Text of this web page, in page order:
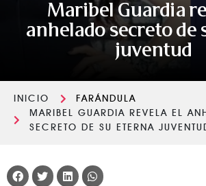
Maribel Guardia
anhelado secreto de
juventud
INICIO
FARÁNDULA
MARIBEL GUARDIA REVELA EL
SECRETO DE SU ETERNA